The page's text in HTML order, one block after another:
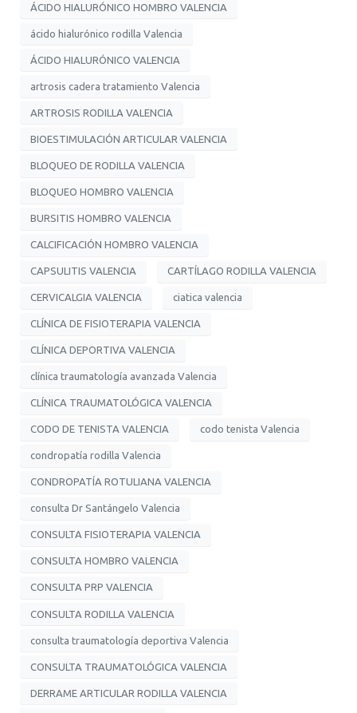
ÁCIDO HIALURÓNICO HOMBRO VALENCIA
ácido hialurónico rodilla Valencia
ÁCIDO HIALURÓNICO VALENCIA
artrosis cadera tratamiento Valencia
ARTROSIS RODILLA VALENCIA
BIOESTIMULACIÓN ARTICULAR VALENCIA
BLOQUEO DE RODILLA VALENCIA
BLOQUEO HOMBRO VALENCIA
BURSITIS HOMBRO VALENCIA
CALCIFICACIÓN HOMBRO VALENCIA
CAPSULITIS VALENCIA CARTÍLAGO RODILLA VALENCIA
CERVICALGIA VALENCIA ciatica valencia
CLÍNICA DE FISIOTERAPIA VALENCIA
CLÍNICA DEPORTIVA VALENCIA
clínica traumatología avanzada Valencia
CLÍNICA TRAUMATOLÓGICA VALENCIA
CODO DE TENISTA VALENCIA codo tenista Valencia
condropatía rodilla Valencia
CONDROPATÍA ROTULIANA VALENCIA
consulta Dr Santángelo Valencia
CONSULTA FISIOTERAPIA VALENCIA
CONSULTA HOMBRO VALENCIA
CONSULTA PRP VALENCIA
CONSULTA RODILLA VALENCIA
consulta traumatología deportiva Valencia
CONSULTA TRAUMATOLÓGICA VALENCIA
DERRAME ARTICULAR RODILLA VALENCIA